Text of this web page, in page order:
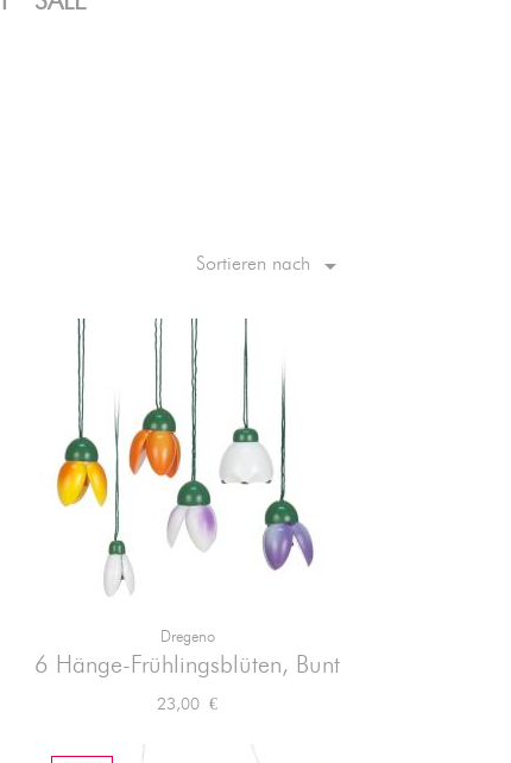
Sortieren nach 
Dregeno
6 Hänge-Frühlingsblüten, Bunt
Preis
23,00 €
Vorschau